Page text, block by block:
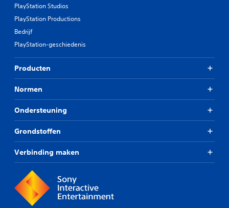
PlayStation Studios
PlayStation Productions
Bedrijf
PlayStation-geschiedenis
Producten
Normen
Ondersteuning
Grondstoffen
Verbinding maken